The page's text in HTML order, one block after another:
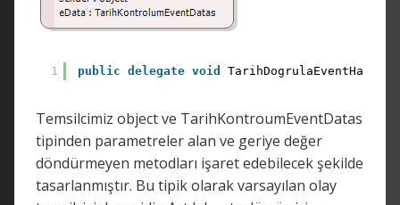
1 public delegate void
Temsilcimiz object ve TarihKontroumEventDatas
tipinden parametreler alan ve geriye değer
döndürmeyen metodları işaret edebilecek şekilde
tasarlanmıştır. Bu tipik olarak varsayılan olay